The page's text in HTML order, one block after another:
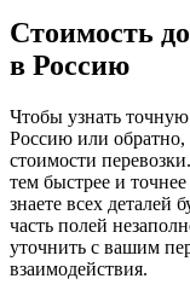
Стоимость
в Россию
Чтобы узнать точную
Россию или обратно,
стоимости
тем быстрее и
знаете всех деталей
часть полей
уточнить с вашим
взаимодействия.